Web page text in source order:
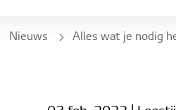
Nieuws Alles wat je nodig hebt in